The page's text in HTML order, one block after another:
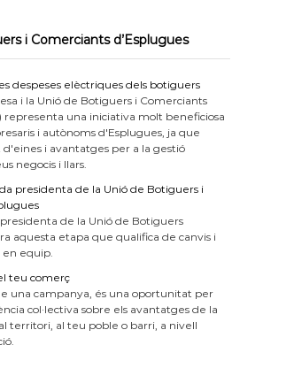
i Comerciants d’Esplugues
despeses elèctriques dels botiguers
i la Unió de Botiguers i Comerciants
representa una iniciativa molt beneficiosa
i autònoms d'Esplugues, ja que
i avantatges per a la gestió
negocis i llars.
presidenta de la Unió de Botiguers i
de la Unió de Botiguers
aquesta etapa que qualifica de canvis i
en equip.
teu comerç
una campanya, és una oportunitat per
col·lectiva sobre els avantatges de la
territori, al teu poble o barri, a nivell